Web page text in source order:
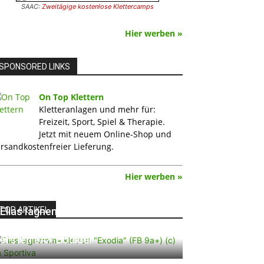
SAAC: Zweitägige kostenlose Klettercamps
Hier werben »
LINKS
On Top Klettern
Kletteranlagen und mehr für:
Freizeit, Sport, Spiel & Therapie.
Jetzt mit neuem Online-Shop und
Lieferung.
Hier werben »
ARTIKEL
Elias Iagnemma klettert „Exodia“:
ersten 9A+ Boulder